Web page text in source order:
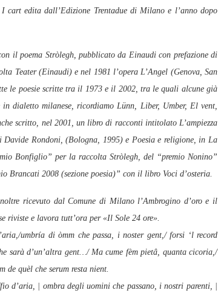
cart edita dall’Edizione Trentadue di Milano e l’anno dopo
il poema Stròlegh, pubblicato da Einaudi con prefazione di
Teater (Einaudi) e nel 1981 l’opera L’Angel (Genova, San
le poesie scritte tra il 1973 e il 2002, tra le quali alcune già
dialetto milanese, ricordiamo Lünn, Liber, Umber, El vent,
scritto, nel 2001, un libro di racconti intitolato L’ampiezza
Rondoni, (Bologna, 1995) e Poesia e religione, in La
Bonfiglio” per la raccolta Stròlegh, del “premio Nonino”
Brancati 2008 (sezione poesia)” con il libro Voci d’osteria.
ricevuto dal Comune di Milano l’Ambrogino d’oro e il
riviste e lavora tutt’ora per «Il Sole 24 ore».
umbría di òmm che passa, i noster gent,/ forsi ‘l record
sarà d’un’altra gent…/ Ma cume fèm pietâ, quanta cicoria,/
de quèl che serum resta nient.
d’aria, | ombra degli uomini che passano, i nostri parenti, |